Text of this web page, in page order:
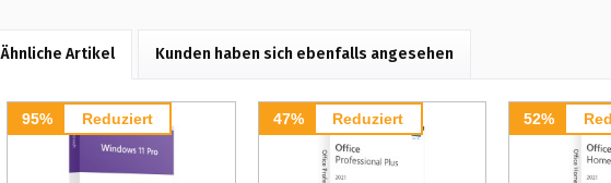
Ähnliche Artikel Kunden haben sich ebenfalls angesehen
95% Reduziert 47% Reduziert 52%